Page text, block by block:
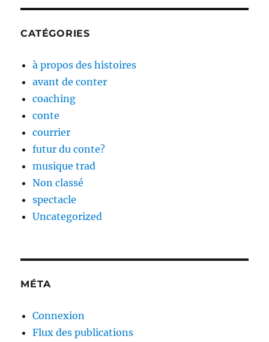
CATÉGORIES
à propos des histoires
avant de conter
coaching
conte
courrier
futur du conte?
musique trad
Non classé
spectacle
Uncategorized
MÉTA
Connexion
Flux des publications